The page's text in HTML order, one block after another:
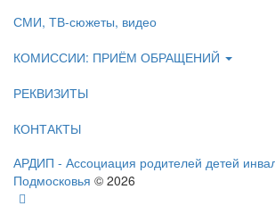
СМИ, ТВ-сюжеты, видео
КОМИССИИ: ПРИЁМ ОБРАЩЕНИЙ
РЕКВИЗИТЫ
КОНТАКТЫ
АРДИП - Ассоциация родителей детей
Подмосковья © 2026